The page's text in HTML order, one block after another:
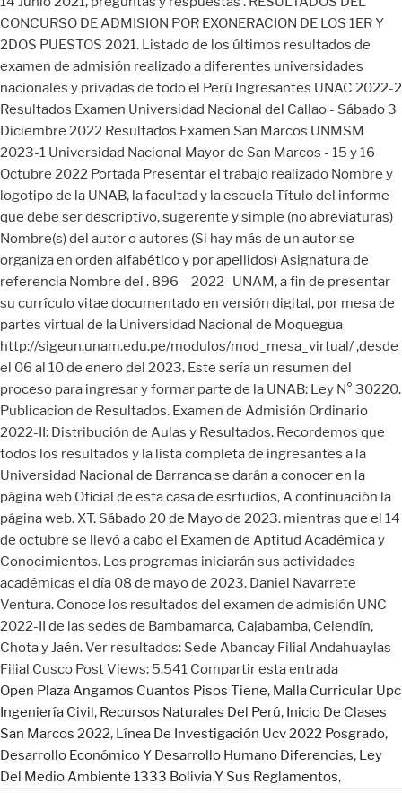
Open Plaza Angamos Cuantos Pisos Tiene, Malla Curricular Upc
Ingeniería Civil, Recursos Naturales Del Perú, Inicio De Clases
San Marcos 2022, Línea De Investigación Ucv 2022 Posgrado,
Desarrollo Económico Y Desarrollo Humano Diferencias, Ley
Del Medio Ambiente 1333 Bolivia Y Sus Reglamentos,